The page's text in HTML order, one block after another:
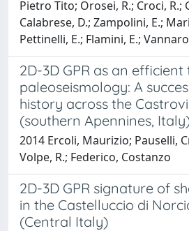
Pietro Tito; Orosei, R.; Croci, R.;
Calabrese, D.; Zampolini, E.;
Pettinelli, E.; Flamini, E.;
2D-3D GPR as an
paleoseismology: A
history across the
(southern Apennines,
2014 Ercoli, Maurizio; Pauselli,
Volpe, R.; Federico, Costanzo
2D-3D GPR signature of
in the Castelluccio di
(Central Italy)